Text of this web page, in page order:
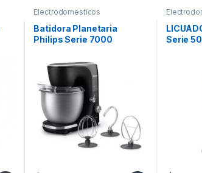
Electrodomesticos
Batidora Planetaria
Philips Serie 7000
Serie